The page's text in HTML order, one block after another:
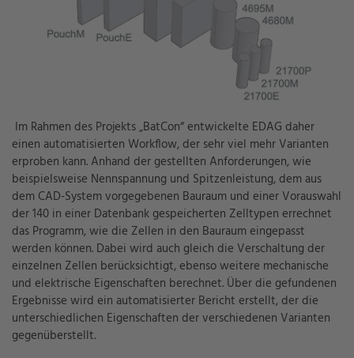
Im Rahmen des Projekts „BatCon“ entwickelte EDAG daher
einen automatisierten Workflow, der sehr viel mehr Varianten
erproben kann. Anhand der gestellten Anforderungen, wie
beispielsweise Nennspannung und Spitzenleistung, dem aus
dem CAD-System vorgegebenen Bauraum und einer Vorauswahl
der 140 in einer Datenbank gespeicherten Zelltypen errechnet
das Programm, wie die Zellen in den Bauraum eingepasst
werden können. Dabei wird auch gleich die Verschaltung der
einzelnen Zellen berücksichtigt, ebenso weitere mechanische
und elektrische Eigenschaften berechnet. Über die gefundenen
Ergebnisse wird ein automatisierter Bericht erstellt, der die
unterschiedlichen Eigenschaften der verschiedenen Varianten
gegenüberstellt.